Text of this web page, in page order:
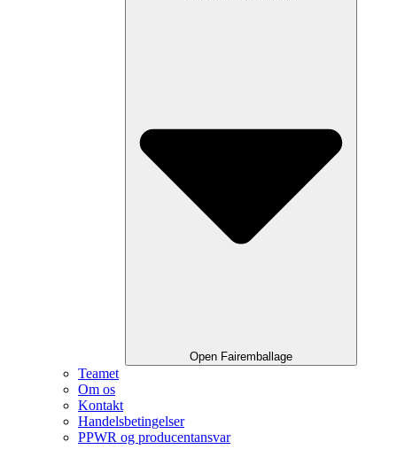
Open Fairemballage
Teamet
Om os
Kontakt
Handelsbetingelser
PPWR og producentansvar